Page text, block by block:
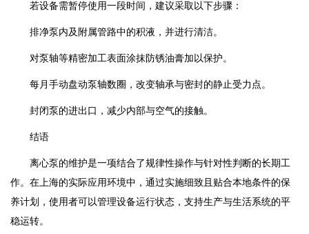
若设备需暂停使用一段时间，建议采取以下步骤：
排净泵内及附属管路中的积液，并进行清洁。
对泵轴等精密加工表面涂抹防锈油膏加以保护。
每月手动盘动泵轴数圈，改变轴承与密封的静止受力点。
封闭泵的进出口，减少内部与空气的接触。
结语
离心泵的维护是一项结合了规律性操作与针对性判断的长期工
作。在上海的实际应用环境中，通过实施细致且贴合本地条件的保
养计划，使用者可以管理设备运行状态，支持生产与生活系统的平
稳运转。